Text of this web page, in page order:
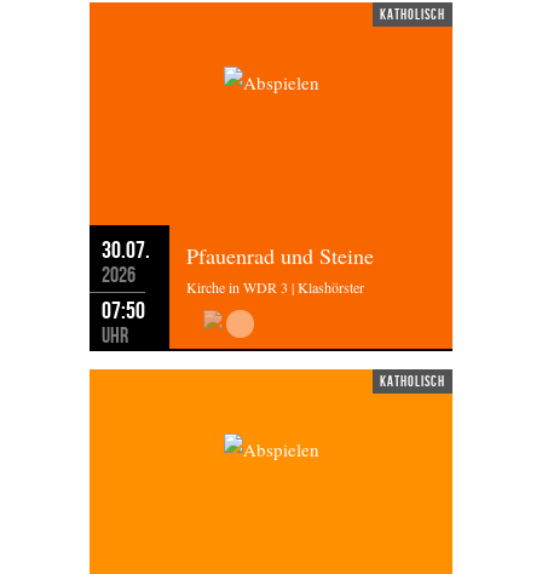
katholisch
30.07.
2026
07:50
Uhr
Pfauenrad und Steine
Kirche in WDR 3 | Klashörster
katholisch